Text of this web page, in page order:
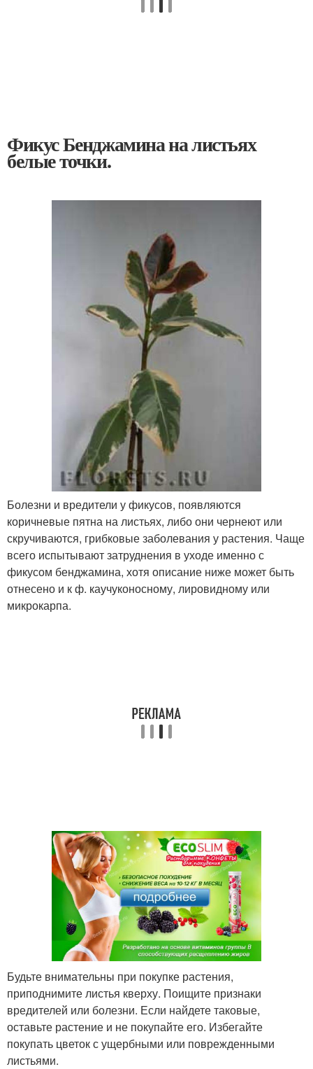
Фикус Бенджамина на листьях
белые точки.
Болезни и вредители у фикусов, появляются
коричневые пятна на листьях, либо они чернеют или
скручиваются, грибковые заболевания у растения. Чаще
всего испытывают затруднения в уходе именно с
фикусом бенджамина, хотя описание ниже может быть
отнесено и к ф. каучуконосному, лировидному или
микрокарпа.
Будьте внимательны при покупке растения,
приподнимите листья кверху. Поищите признаки
вредителей или болезни. Если найдете таковые,
оставьте растение и не покупайте его. Избегайте
покупать цветок с ущербными или поврежденными
листьями.